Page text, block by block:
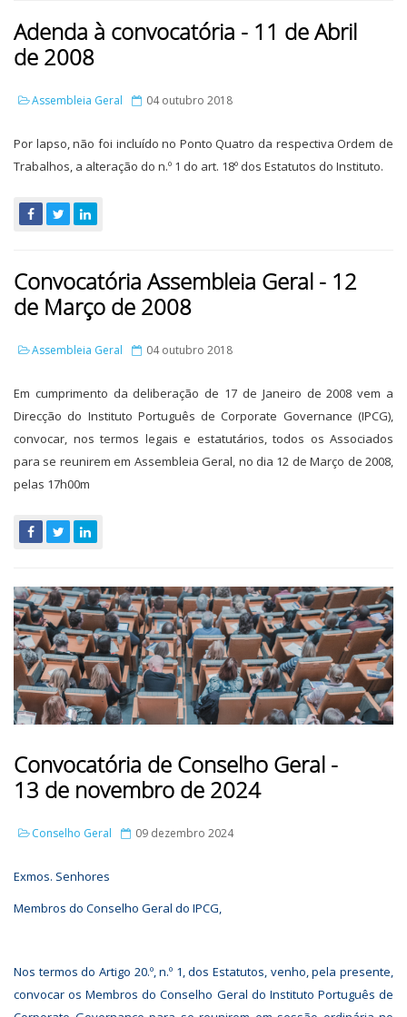
Adenda à convocatória - 11 de Abril
de 2008
Assembleia Geral 04 outubro 2018
Por lapso, não foi incluído no Ponto Quatro da respectiva Ordem de
Trabalhos, a alteração do n.º 1 do art. 18º dos Estatutos do Instituto.
Convocatória Assembleia Geral - 12
de Março de 2008
Assembleia Geral 04 outubro 2018
Em cumprimento da deliberação de 17 de Janeiro de 2008 vem a
Direcção do Instituto Português de Corporate Governance (IPCG),
convocar, nos termos legais e estatutários, todos os Associados
para se reunirem em Assembleia Geral, no dia 12 de Março de 2008,
pelas 17h00m
Convocatória de Conselho Geral -
13 de novembro de 2024
Conselho Geral 09 dezembro 2024
Exmos. Senhores
Membros do Conselho Geral do IPCG,
Nos termos do Artigo 20.º, n.º 1, dos Estatutos, venho, pela presente,
convocar os Membros do Conselho Geral do Instituto Português de